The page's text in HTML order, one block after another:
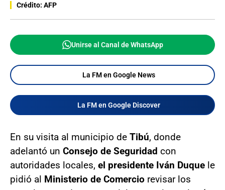
Crédito: AFP
Unirse al Canal de WhatsApp
La FM en Google News
La FM en Google Discover
En su visita al municipio de Tibú, donde
adelantó un Consejo de Seguridad con
autoridades locales, el presidente Iván Duque le
pidió al Ministerio de Comercio revisar los